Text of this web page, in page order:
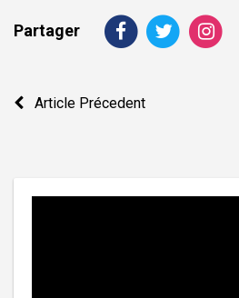
Partager
Navigation
Article Précedent